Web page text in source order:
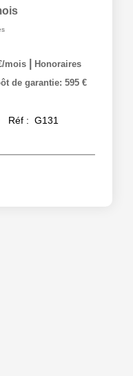
mois
Honoraires
de garantie: 595 €
Réf : G131